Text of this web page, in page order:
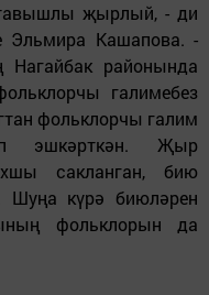
җырлый, - ди
Эльмира Кашапова. -
Нагайбак районында
галимебез
фольклорчы галим
эшкәрткән. Җыр
сакланган, бию
Шуңа күрә биюләрен
фольклорын да